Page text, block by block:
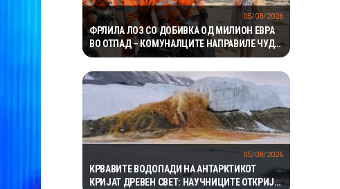
ФРЛИЛА ЛОЗ СО ДОБИВКА ОД МИЛИОН ЕВРА
ВО ОТПАД – КОМУНАЛЦИТЕ НАПРАВИЛЕ ЧУДО
ЗА ДА ГО ПРОНАЈДАТ
05/08/2026
КРВАВИТЕ ВОДОПАДИ НА АНТАРКТИКОТ
КРИЈАТ ДРЕВЕН СВЕТ: НАУЧНИЦИТЕ ОТКРИЈА
05/08/2026